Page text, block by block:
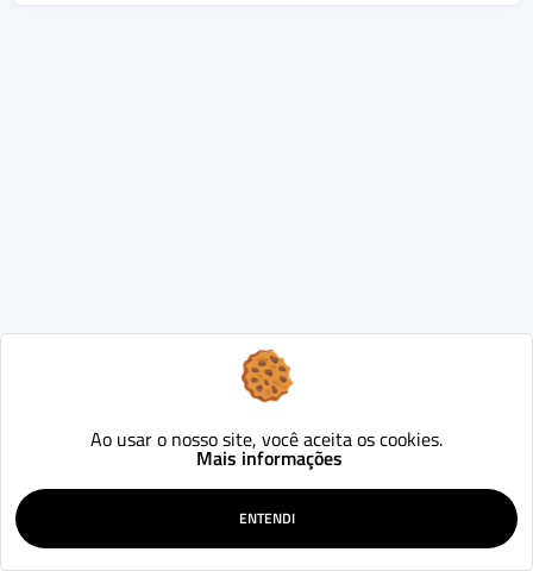
Ao usar o nosso site, você aceita os cookies.
Mais informações
ENTENDI